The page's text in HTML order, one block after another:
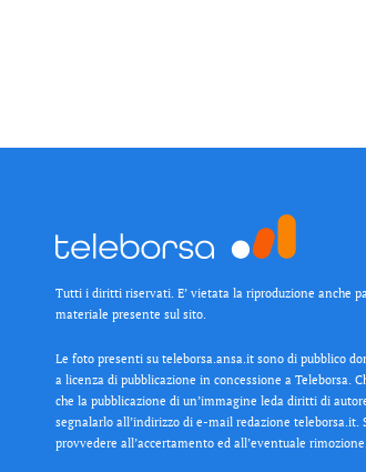
Tutti i diritti riservati. E’ vietata la riproduzione anche
materiale presente sul sito.
Le foto presenti su teleborsa.ansa.it sono di pubblico
a licenza di pubblicazione in concessione a Teleborsa.
che la pubblicazione di un’immagine leda diritti di
segnalarlo all’indirizzo di e-mail redazione teleborsa.it.
provvedere all’accertamento ed all’eventuale rimozione.